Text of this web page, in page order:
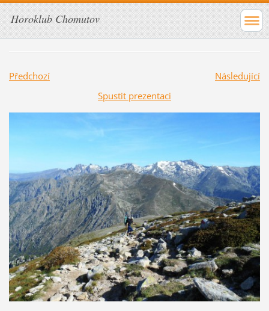
Horoklub Chomutov
Předchozí
Následující
Spustit prezentaci